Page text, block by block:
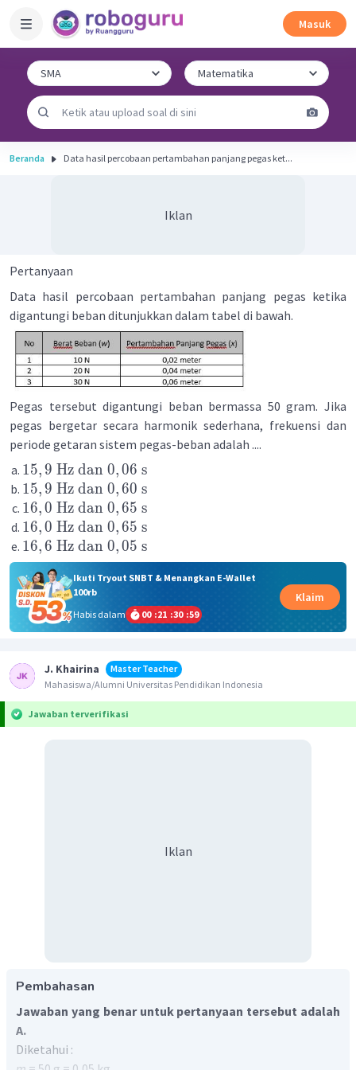
Masuk
Beranda Data hasil percobaan pertambahan panjang pegas ket...
Iklan
Pertanyaan
Data hasil percobaan pertambahan panjang pegas ketika
digantungi beban ditunjukkan dalam tabel di bawah.
Pegas tersebut digantungi beban bermassa 50 gram. Jika
pegas bergetar secara harmonik sederhana, frekuensi dan
periode getaran sistem pegas-beban adalah ....
15,9 Hz dan 0, 06 s
15,9 Hz dan 0, 60 s
16,0 Hz dan 0, 65 s
16,0 Hz dan 0, 65 s
16,6 Hz dan 0, 05 s
Ikuti Tryout SNBT & Menangkan E-Wallet
100rb
Habis dalam
00 :21 :30 :59
Klaim
J. Khairina
Master Teacher
Mahasiswa/Alumni Universitas Pendidikan Indonesia
Jawaban terverifikasi
Iklan
Pembahasan
Jawaban yang benar untuk pertanyaan tersebut adalah
A.
Diketahui :